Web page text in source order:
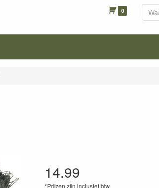
0
14.99
*Prijzen zijn inclusief btw